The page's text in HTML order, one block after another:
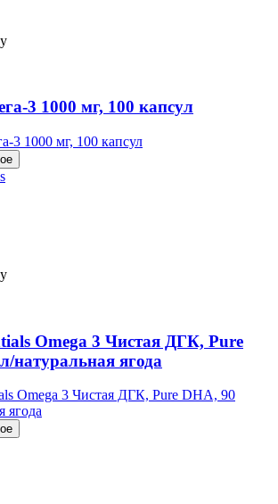
3 1000 мг, 100 капсул
Omega 3 Чистая ДГК, Pure
натуральная ягода